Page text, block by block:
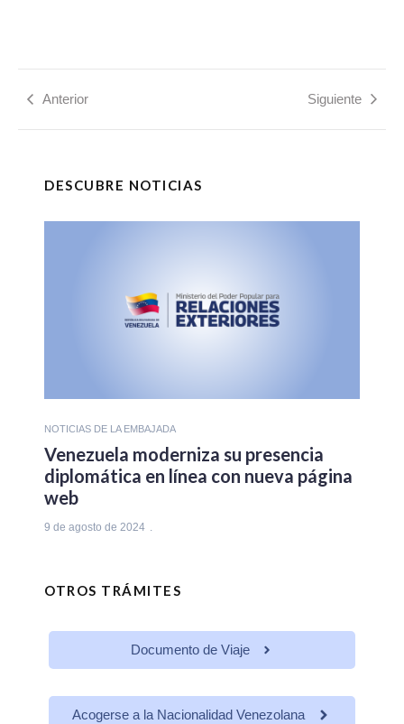
Anterior Siguiente
DESCUBRE NOTICIAS
NOTICIAS DE LA EMBAJADA
Venezuela moderniza su presencia
diplomática en línea con nueva página
web
9 de agosto de 2024
OTROS TRÁMITES
Documento de Viaje
Acogerse a la Nacionalidad Venezolana